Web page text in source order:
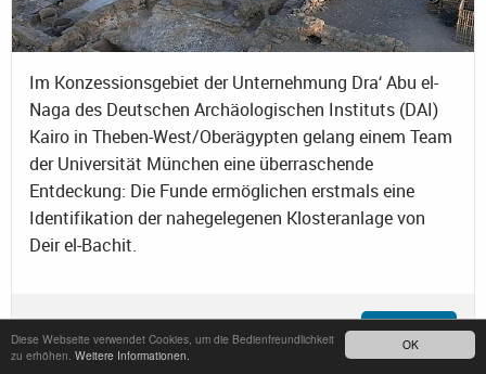
OK
Diese Webseite verwendet Cookies, um die Bedienfreundlichkeit
zu erhöhen. Weitere Informationen.
Im Konzessionsgebiet der Unternehmung Dra‘ Abu el-
Naga des Deutschen Archäologischen Instituts (DAI)
Kairo in Theben-West/Oberägypten gelang einem Team
der Universität München eine überraschende
Entdeckung: Die Funde ermöglichen erstmals eine
Identifikation der nahegelegenen Klosteranlage von
Deir el-Bachit.
Weiterlesen